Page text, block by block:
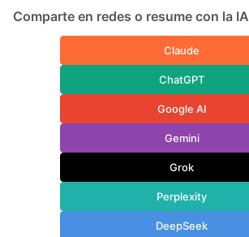
Comparte en redes o resume con la IA
Claude
ChatGPT
Google AI
Gemini
Grok
Perplexity
DeepSeek